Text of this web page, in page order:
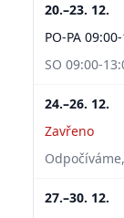
20.–23. 12.
PO-PA
SO 09:00-
24.–26. 12.
Zavřeno
27.–30. 12.